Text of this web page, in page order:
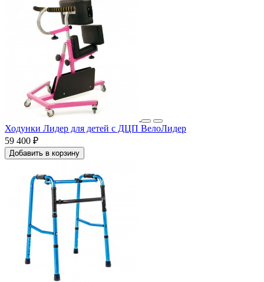
Ходунки Лидер для детей с ДЦП ВелоЛидер
59 400 ₽
Добавить в корзину